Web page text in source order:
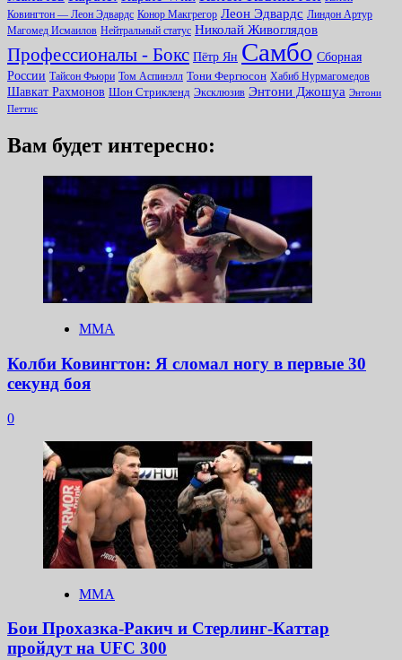
Ковингтон — Леон Эдвардс Конор Макгрегор Леон Эдвардс Линдон Артур
Магомед Исмаилов Нейтральный статус Николай Живоглядов
Профессионалы - Бокс Пётр Ян Самбо Сборная
России Тайсон Фьюри Том Аспинэлл Тони Фергюсон Хабиб Нурмагомедов
Шавкат Рахмонов Шон Стрикленд Эксклюзив Энтони Джошуа Энтони
Петтис
Вам будет интересно:
ММА
Колби Ковингтон: Я сломал ногу в первые 30
секунд боя
0
ММА
Бои Прохазка-Ракич и Стерлинг-Каттар
пройдут на UFC 300